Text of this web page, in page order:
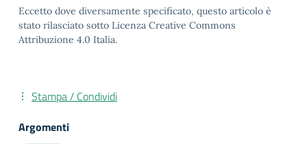
Eccetto dove diversamente specificato, questo articolo è
stato rilasciato sotto Licenza Creative Commons
Attribuzione 4.0 Italia.
Stampa / Condividi
Argomenti